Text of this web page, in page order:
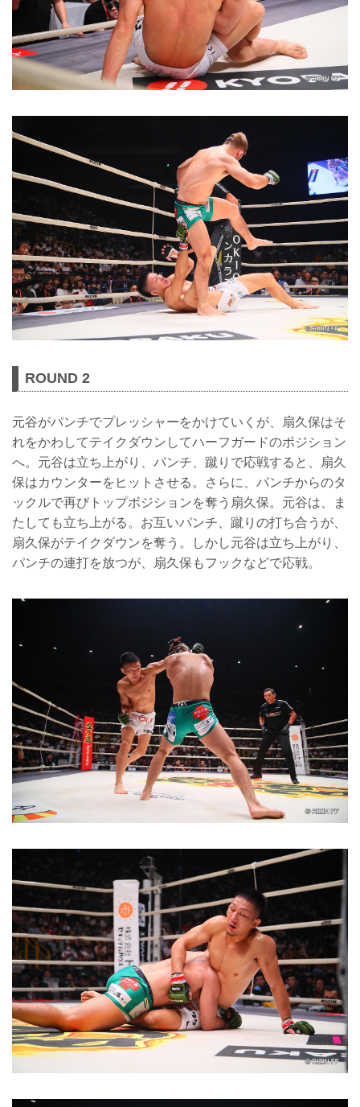
ROUND 2
元谷がパンチでプレッシャーをかけていくが、扇久保はそ
れをかわしてテイクダウンしてハーフガードのポジション
へ。元谷は立ち上がり、パンチ、蹴りで応戦すると、扇久
保はカウンターをヒットさせる。さらに、パンチからのタ
ックルで再びトップボジションを奪う扇久保。元谷は、ま
たしても立ち上がる。お互いパンチ、蹴りの打ち合うが、
扇久保がテイクダウンを奪う。しかし元谷は立ち上がり、
パンチの連打を放つが、扇久保もフックなどで応戦。